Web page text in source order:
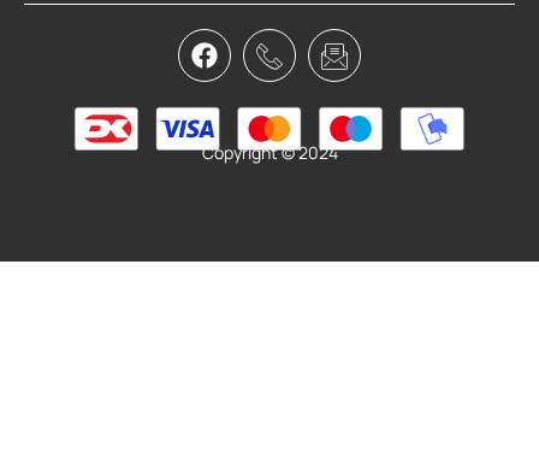
Specialized Stix Headlight/Taillight
280,00 kr.199,00kr.
Tilføj til kurv
Copyright © 2024